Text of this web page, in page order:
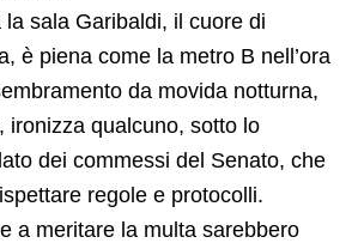
sala Garibaldi, il cuore di
è piena come la metro B nell’ora
da movida notturna,
ironizza qualcuno, sotto lo
dei commessi del Senato, che
regole e protocolli.
a meritare la multa sarebbero